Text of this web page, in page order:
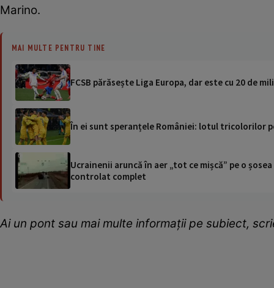
Marino.
MAI MULTE PENTRU TINE
FCSB părăsește Liga Europa, dar este cu 20 de
În ei sunt speranțele României: lotul tricolorilor
Ucrainenii aruncă în aer „tot ce mișcă” pe o
controlat complet
Ai un pont sau mai multe informații pe subiect,